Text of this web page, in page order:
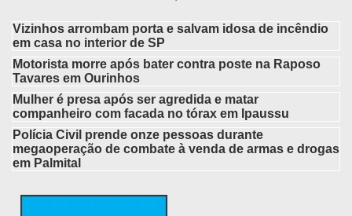
Vizinhos arrombam porta e salvam idosa de incêndio
em casa no interior de SP
Motorista morre após bater contra poste na Raposo
Tavares em Ourinhos
Mulher é presa após ser agredida e matar
companheiro com facada no tórax em Ipaussu
Polícia Civil prende onze pessoas durante
megaoperação de combate à venda de armas e drogas
em Palmital